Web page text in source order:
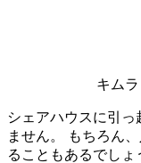
キムラ
シェアハウスに引
ません。 もちろん
ることもあるでし